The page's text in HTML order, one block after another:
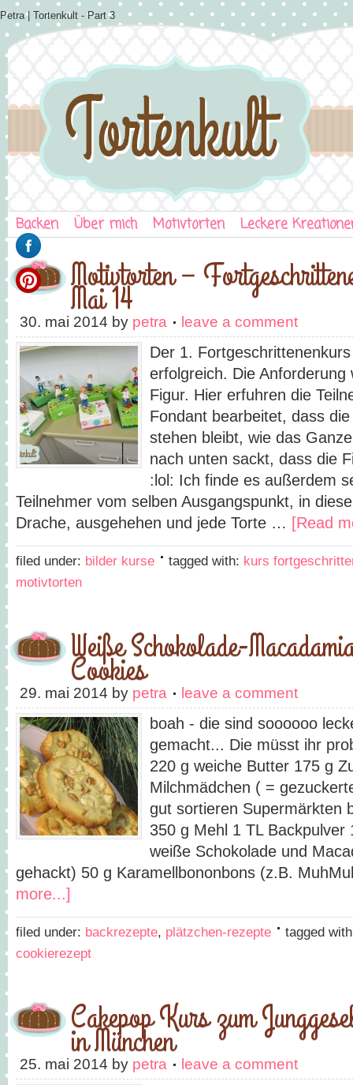
Petra | Tortenkult - Part 3
Backen Über mich Motivtorten Leckere
Motivtorten –
Mai 14
30. mai 2014 by petra leave a comment
Der 1.
erfolgreich. Die Anforderung
Figur. Hier erfuhren die
Fondant bearbeitet, dass
stehen bleibt, wie das
nach unten sackt, dass die
:lol: Ich finde es außerdem
Teilnehmer vom selben Ausgangspunkt, in
Drache, ausgehehen und jede Torte … [Read
filed under: bilder kurse tagged with: kurs
motivtorten
Weiße Schokolade-
Cookies
29. mai 2014 by petra leave a comment
boah - die sind soooooo
gemacht... Die müsst ihr
220 g weiche Butter 175 g
Milchmädchen ( =
gut sortieren Supermärkten
350 g Mehl 1 TL
weiße Schokolade und
gehackt) 50 g Karamellbononbons (z.B.
more...]
filed under: backrezepte, plätzchen-rezepte
tagged
cookierezept
Cakepop Kurs zum
in München
25. mai 2014 by petra leave a comment